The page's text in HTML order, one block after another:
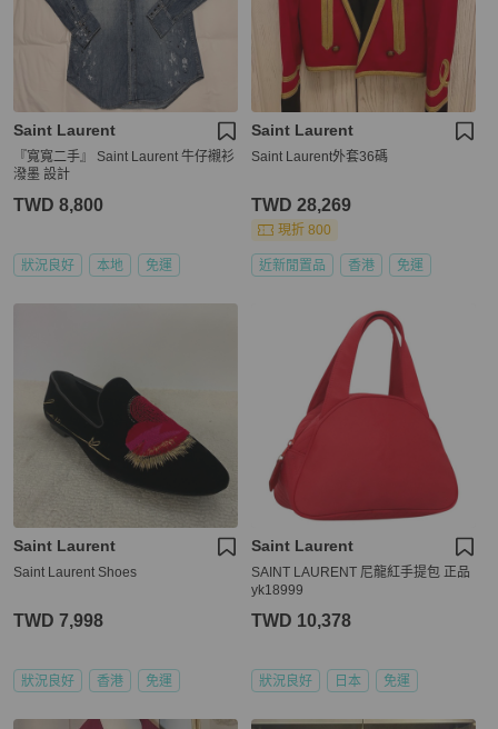
Saint Laurent
『寬寬二手』 Saint Laurent 牛仔襯衫
潑墨 設計
TWD 8,800
狀況良好 本地 免運
Saint Laurent
Saint Laurent外套36碼
TWD 28,269
現折 800
近新閒置品 香港 免運
Saint Laurent
Saint Laurent Shoes
TWD 7,998
狀況良好 香港 免運
Saint Laurent
SAINT LAURENT 尼龍紅手提包 正品
yk18999
TWD 10,378
狀況良好 日本 免運